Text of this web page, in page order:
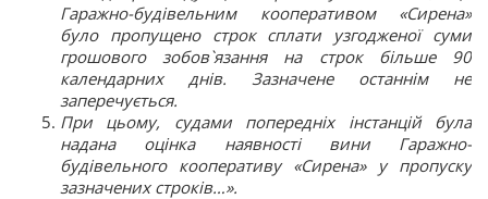
Гаражно-будівельним кооперативом «Сирена»
було пропущено строк сплати узгодженої суми
грошового зобов`язання на строк більше 90
календарних днів. Зазначене останнім не
заперечується.
При цьому, судами попередніх інстанцій була
надана оцінка наявності вини Гаражно-
будівельного кооперативу «Сирена» у пропуску
зазначених строків…».